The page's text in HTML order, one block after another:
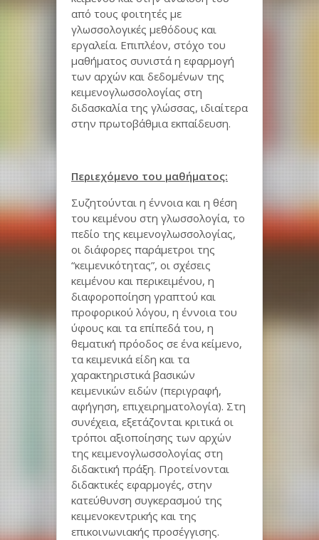
από τους φοιτητές με
γλωσσολογικές μεθόδους και
εργαλεία. Επιπλέον, στόχο του
μαθήματος συνιστά η εφαρμογή
των αρχών και δεδομένων της
κειμενογλωσσολογίας στη
διδασκαλία της γλώσσας, ιδιαίτερα
στην πρωτοβάθμια εκπαίδευση.
Περιεχόμενο του μαθήματος:
Συζητούνται η έννοια και η θέση
του κειμένου στη γλωσσολογία, το
πεδίο της κειμενογλωσσολογίας,
οι διάφορες παράμετροι της
“κειμενικότητας”, οι σχέσεις
κειμένου και περικειμένου, η
διαφοροποίηση γραπτού και
προφορικού λόγου, η έννοια του
ύφους και τα επίπεδά του, η
θεματική πρόοδος σε ένα κείμενο,
τα κειμενικά είδη και τα
χαρακτηριστικά βασικών
κειμενικών ειδών (περιγραφή,
αφήγηση, επιχειρηματολογία). Στη
συνέχεια, εξετάζονται κριτικά οι
τρόποι αξιοποίησης των αρχών
της κειμενογλωσσολογίας στη
διδακτική πράξη. Προτείνονται
διδακτικές εφαρμογές, στην
κατεύθυνση συγκερασμού της
κειμενοκεντρικής και της
επικοινωνιακής προσέγγισης.